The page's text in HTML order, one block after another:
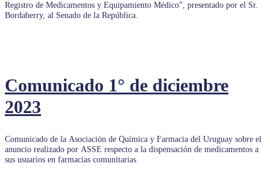
Registro de Medicamentos y Equipamiento Médico”, presentado por el Sr.
Bordaberry, al Senado de la República.
Comunicado 1° de diciembre
2023
Comunicado de la Asociación de Química y Farmacia del Uruguay sobre el
anuncio realizado por ASSE respecto a la dispensación de medicamentos a
sus usuarios en farmacias comunitarias